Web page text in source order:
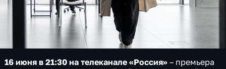
16 июня в 21:30 на телеканале «Россия» – премьера